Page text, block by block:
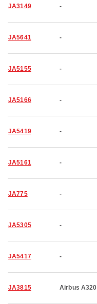
JA3149 -
JA5641 -
JA5155 -
JA5166 -
JA5419 -
JA5161 -
JA775 -
JA5305 -
JA5417 -
JA3815 Airbus A320